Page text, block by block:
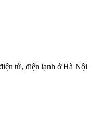
tử, điện lạnh ở Hà Nội